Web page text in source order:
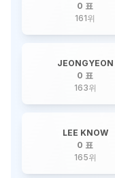
0 표
161위
JEONGYEON
0 표
163위
LEE KNOW
0 표
165위